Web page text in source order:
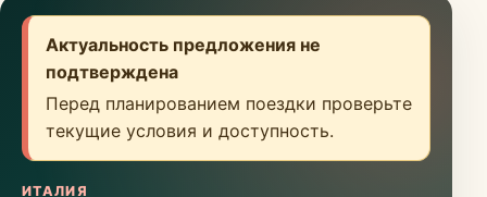
Актуальность предложения не
подтверждена
Перед планированием поездки проверьте
текущие условия и доступность.
ИТАЛИЯ